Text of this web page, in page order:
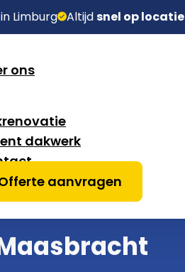
in Limburg Altijdsnel op locatie
ons
dakwerk
aanvragen